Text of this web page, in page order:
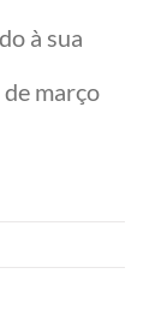
à sua
março